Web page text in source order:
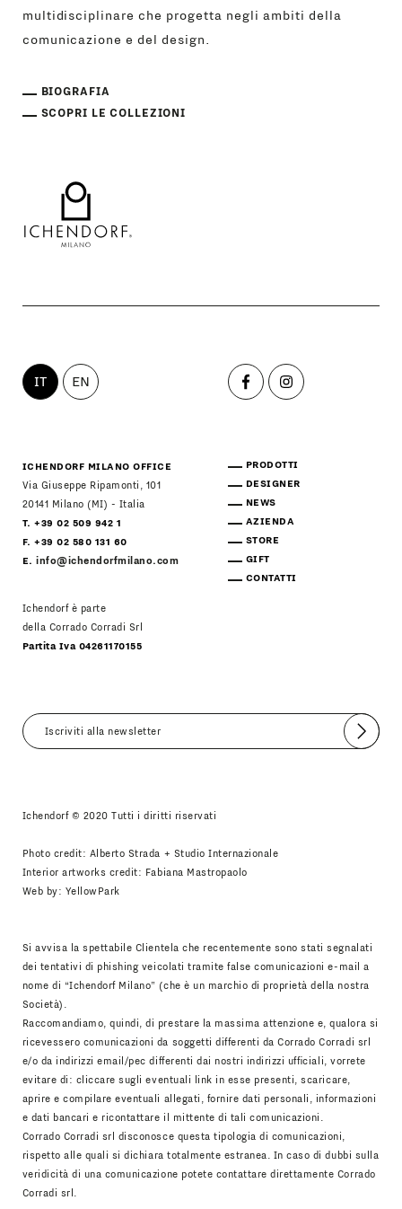
multidisciplinare che progetta negli ambiti della
comunicazione e del design.
BIOGRAFIA
SCOPRI LE COLLEZIONI
IT EN
ICHENDORF MILANO OFFICE
Via Giuseppe Ripamonti, 101
20141 Milano (MI) - Italia
T. +39 02 509 942 1
F. +39 02 580 131 60
E.info@ichendorfmilano.com
Ichendorf è parte
della Corrado Corradi Srl
Partita Iva 04261170155
PRODOTTI
DESIGNER
NEWS
AZIENDA
STORE
GIFT
CONTATTI
Invia
Ichendorf © 2020 Tutti i diritti riservati
Photo credit: Alberto Strada + Studio Internazionale
Interior artworks credit: Fabiana Mastropaolo
Web by: YellowPark
Si avvisa la spettabile Clientela che recentemente sono stati segnalati
dei tentativi di phishing veicolati tramite false comunicazioni e-mail a
nome di “Ichendorf Milano” (che è un marchio di proprietà della nostra
Società).
Raccomandiamo, quindi, di prestare la massima attenzione e, qualora si
ricevessero comunicazioni da soggetti differenti da Corrado Corradi srl
e/o da indirizzi email/pec differenti dai nostri indirizzi ufficiali, vorrete
evitare di: cliccare sugli eventuali link in esse presenti, scaricare,
aprire e compilare eventuali allegati, fornire dati personali, informazioni
e dati bancari e ricontattare il mittente di tali comunicazioni.
Corrado Corradi srl disconosce questa tipologia di comunicazioni,
rispetto alle quali si dichiara totalmente estranea. In caso di dubbi sulla
veridicità di una comunicazione potete contattare direttamente Corrado
Corradi srl.